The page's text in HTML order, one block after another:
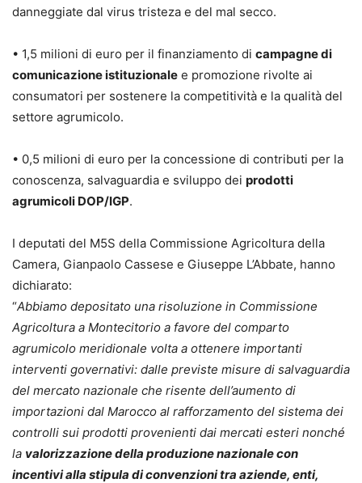
danneggiate dal virus tristeza e del mal secco.
• 1,5 milioni di euro per il finanziamento di campagne di
comunicazione istituzionale e promozione rivolte ai
consumatori per sostenere la competitività e la qualità del
settore agrumicolo.
• 0,5 milioni di euro per la concessione di contributi per la
conoscenza, salvaguardia e sviluppo dei prodotti
agrumicoli DOP/IGP.
I deputati del M5S della Commissione Agricoltura della
Camera, Gianpaolo Cassese e Giuseppe L’Abbate, hanno
dichiarato:
“Abbiamo depositato una risoluzione in Commissione
Agricoltura a Montecitorio a favore del comparto
agrumicolo meridionale volta a ottenere importanti
interventi governativi: dalle previste misure di salvaguardia
del mercato nazionale che risente dell’aumento di
importazioni dal Marocco al rafforzamento del sistema dei
controlli sui prodotti provenienti dai mercati esteri nonché
la valorizzazione della produzione nazionale con
incentivi alla stipula di convenzioni tra aziende, enti,